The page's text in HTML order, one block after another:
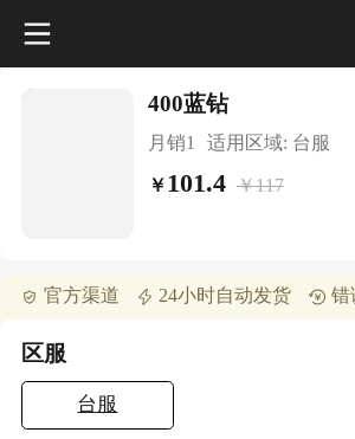
400蓝钻
月销1 适用区域: 台服
￥101.4 ￥117
官方渠道 24小时自动发货 错
区服
台服